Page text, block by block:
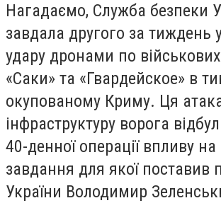
Нагадаємо, Служба безпеки
завдала другого за тиждень
удару дронами по
«Саки» та «Гвардейское» в
окупованому Криму. Ця
інфраструктуру ворога
40-денної операції впливу
завдання для якої поставив
України Володимир